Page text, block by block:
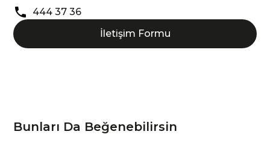
444 37 36
İletişim Formu
Bunları Da Beğenebilirsin